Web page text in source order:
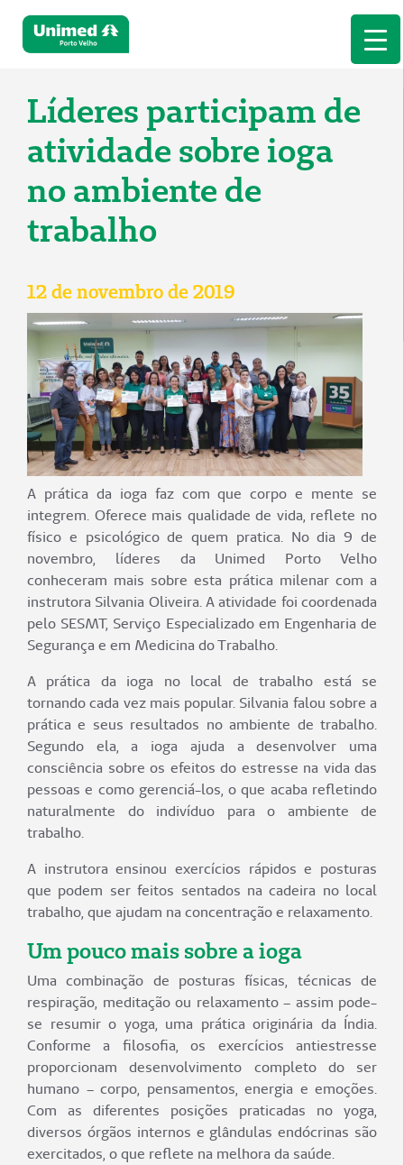
Líderes participam de
atividade sobre ioga
no ambiente de
trabalho
12 de novembro de 2019
A prática da ioga faz com que corpo e mente se
integrem. Oferece mais qualidade de vida, reflete no
físico e psicológico de quem pratica. No dia 9 de
novembro, líderes da Unimed Porto Velho
conheceram mais sobre esta prática milenar com a
instrutora Silvania Oliveira. A atividade foi coordenada
pelo SESMT, Serviço Especializado em Engenharia de
Segurança e em Medicina do Trabalho.
A prática da ioga no local de trabalho está se
tornando cada vez mais popular. Silvania falou sobre a
prática e seus resultados no ambiente de trabalho.
Segundo ela, a ioga ajuda a desenvolver uma
consciência sobre os efeitos do estresse na vida das
pessoas e como gerenciá-los, o que acaba refletindo
naturalmente do indivíduo para o ambiente de
trabalho.
A instrutora ensinou exercícios rápidos e posturas
que podem ser feitos sentados na cadeira no local
trabalho, que ajudam na concentração e relaxamento.
Um pouco mais sobre a ioga
Uma combinação de posturas físicas, técnicas de
respiração, meditação ou relaxamento – assim pode-
se resumir o yoga, uma prática originária da Índia.
Conforme a filosofia, os exercícios antiestresse
proporcionam desenvolvimento completo do ser
humano – corpo, pensamentos, energia e emoções.
Com as diferentes posições praticadas no yoga,
diversos órgãos internos e glândulas endócrinas são
exercitados, o que reflete na melhora da saúde.